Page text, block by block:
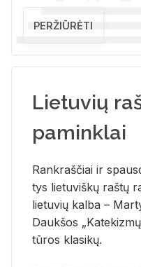
PERŽIŪRĖTI
Lietuvių
paminklai
Rank­raš­čiai ir
tys lie­tu­viš­kų raš­tų
lie­tu­vių kal­ba –
Dauk­šos
tū­ros kla­si­kų.